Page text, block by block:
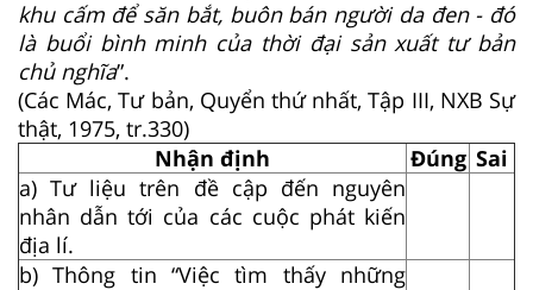
khu cấm để săn bắt, buôn bán người da đen - đó
là buổi bình minh của thời đại sản xuất tư bản
chủ nghĩa”.
(Các Mác, Tư bản, Quyển thứ nhất, Tập III, NXB Sự
thật, 1975, tr.330)
Nhận định
Đúng Sai
a) Tư liệu trên đề cập đến nguyên
nhân dẫn tới của các cuộc phát kiến
địa lí.
b) Thông tin “Việc tìm thấy những